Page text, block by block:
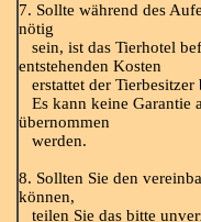
7. Sollte während des
nötig
sein, ist das Tierhotel
entstehenden Kosten
erstattet der Tierbesitzer
Es kann keine Garantie
übernommen
werden.
8. Sollten Sie den
können,
teilen Sie das bitte